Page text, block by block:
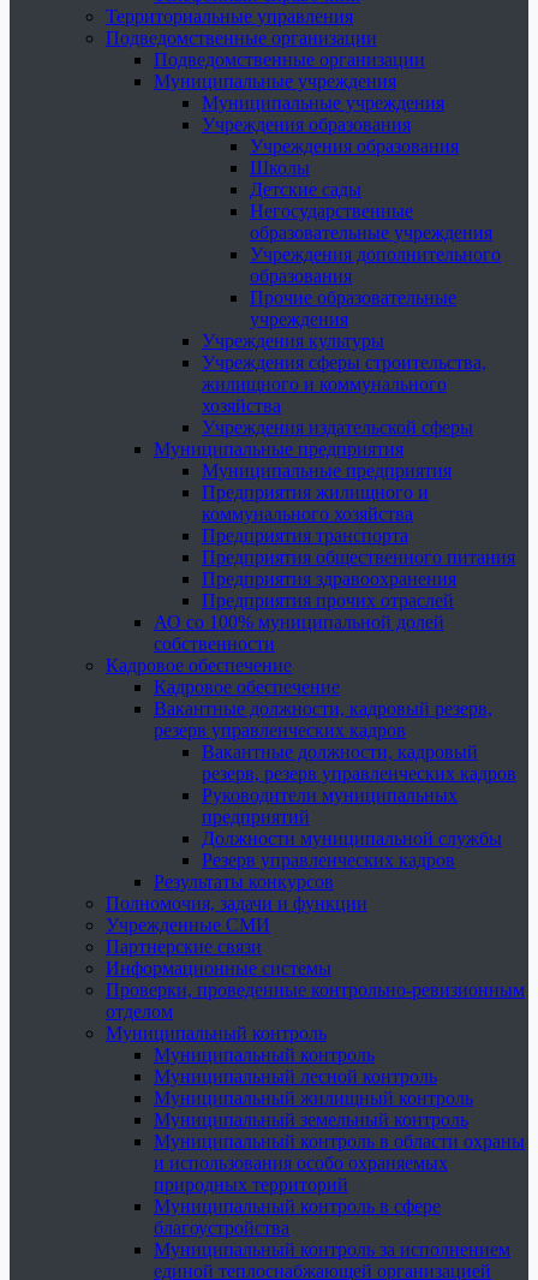
Территориальные управления
Подведомственные организации
Подведомственные организации
Муниципальные учреждения
Муниципальные учреждения
Учреждения образования
Учреждения образования
Школы
Детские сады
Негосударственные
образовательные учреждения
Учреждения дополнительного
образования
Прочие образовательные
учреждения
Учреждения культуры
Учреждения сферы строительства,
жилищного и коммунального
хозяйства
Учреждения издательской сферы
Муниципальные предприятия
Муниципальные предприятия
Предприятия жилищного и
коммунального хозяйства
Предприятия транспорта
Предприятия общественного питания
Предприятия здравоохранения
Предприятия прочих отраслей
АО со 100% муниципальной долей
собственности
Кадровое обеспечение
Кадровое обеспечение
Вакантные должности, кадровый резерв,
резерв управленческих кадров
Вакантные должности, кадровый
резерв, резерв управленческих кадров
Руководители муниципальных
предприятий
Должности муниципальной службы
Резерв управленческих кадров
Результаты конкурсов
Полномочия, задачи и функции
Учрежденные СМИ
Партнерские связи
Информационные системы
Проверки, проведенные контрольно-ревизионным
отделом
Муниципальный контроль
Муниципальный контроль
Муниципальный лесной контроль
Муниципальный жилищный контроль
Муниципальный земельный контроль
Муниципальный контроль в области охраны
и использования особо охраняемых
природных территорий
Муниципальный контроль в сфере
благоустройства
Муниципальный контроль за исполнением
единой теплоснабжающей организацией